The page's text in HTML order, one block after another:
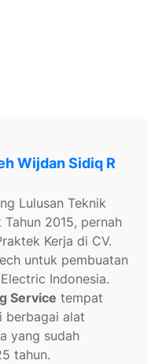
Wijdan Sidiq R
Lulusan Teknik
Tahun 2015, pernah
Kerja di CV.
untuk pembuatan
Indonesia.
Service tempat
berbagai alat
yang sudah
tahun.